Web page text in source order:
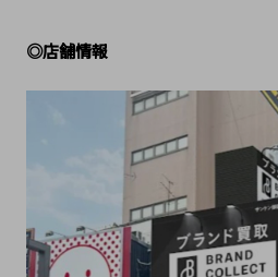
◎店舗情報